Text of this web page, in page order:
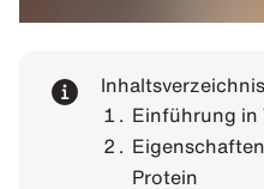
Inhaltsverzeichnis
Einführung in
Protein